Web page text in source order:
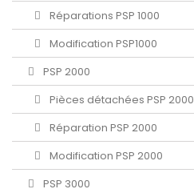
Réparations PSP 1000
Modification PSP1000
PSP 2000
Pièces détachées PSP 2000
Réparation PSP 2000
Modification PSP 2000
PSP 3000